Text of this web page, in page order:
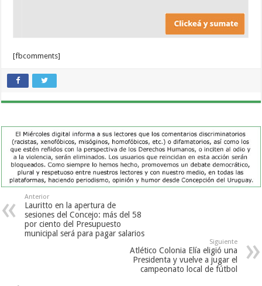
[fbcomments]
Anterior
Lauritto en la apertura de
sesiones del Concejo: más del 58
por ciento del Presupuesto
municipal será para pagar salarios
Siguiente
Atlético Colonia Elía eligió una
Presidenta y vuelve a jugar el
campeonato local de fútbol